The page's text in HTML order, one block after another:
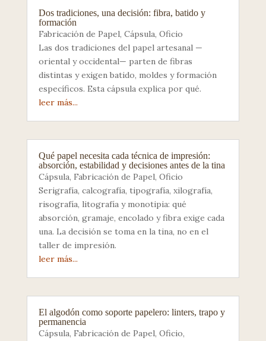
Dos tradiciones, una decisión: fibra, batido y
formación
Fabricación de Papel, Cápsula, Oficio
Las dos tradiciones del papel artesanal —
oriental y occidental— parten de fibras
distintas y exigen batido, moldes y formación
específicos. Esta cápsula explica por qué.
leer más...
Qué papel necesita cada técnica de impresión:
absorción, estabilidad y decisiones antes de la tina
Cápsula, Fabricación de Papel, Oficio
Serigrafía, calcografía, tipografía, xilografía,
risografía, litografía y monotipia: qué
absorción, gramaje, encolado y fibra exige cada
una. La decisión se toma en la tina, no en el
taller de impresión.
leer más...
El algodón como soporte papelero: linters, trapo y
permanencia
Cápsula, Fabricación de Papel, Oficio,